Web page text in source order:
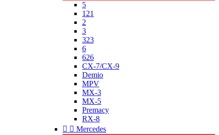
5
121
2
3
323
6
626
CX-7/CX-9
Demio
MPV
MX-3
MX-5
Premacy
RX-8
  Mercedes